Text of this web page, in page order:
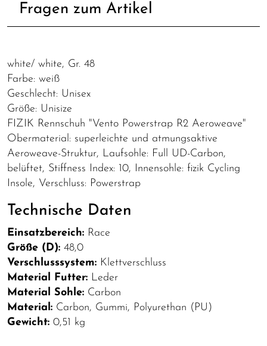
Fragen zum Artikel
white/ white, Gr. 48
Farbe: weiß
Geschlecht: Unisex
Größe: Unisize
FIZIK Rennschuh "Vento Powerstrap R2 Aeroweave"
Obermaterial: superleichte und atmungsaktive
Aeroweave-Struktur, Laufsohle: Full UD-Carbon,
belüftet, Stiffness Index: 10, Innensohle: fizik Cycling
Insole, Verschluss: Powerstrap
Technische Daten
Einsatzbereich: Race
Größe (D): 48,0
Verschlusssystem: Klettverschluss
Material Futter: Leder
Material Sohle: Carbon
Material: Carbon, Gummi, Polyurethan (PU)
Gewicht: 0,51 kg